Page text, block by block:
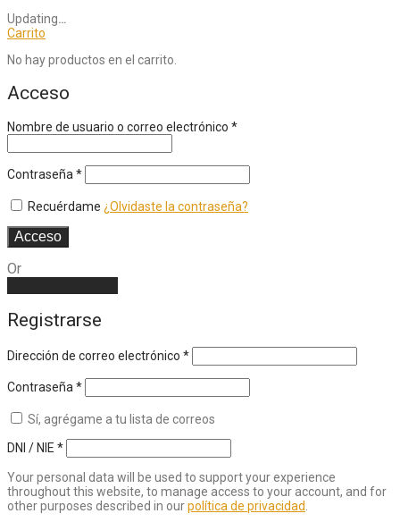
Updating…
Carrito
No hay productos en el carrito.
Acceso
Nombre de usuario o correo electrónico *
Contraseña *
Recuérdame ¿Olvidaste la contraseña?
Acceso
Or
Registrarse
Dirección de correo electrónico *
Contraseña *
Sí, agrégame a tu lista de correos
DNI / NIE *
Your personal data will be used to support your experience
throughout this website, to manage access to your account, and for
other purposes described in ourpolítica de privacidad